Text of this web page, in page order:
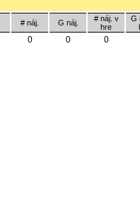
# náj. G náj.
# náj. v
hre
G
0 0 0